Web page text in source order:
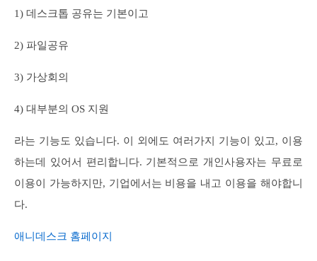
1) 데스크톱 공유는 기본이고
2) 파일공유
3) 가상회의
4) 대부분의 OS 지원
라는 기능도 있습니다. 이 외에도 여러가지 기능이 있고, 이용
하는데 있어서 편리합니다. 기본적으로 개인사용자는 무료로
이용이 가능하지만, 기업에서는 비용을 내고 이용을 해야합니
다.
애니데스크 홈페이지